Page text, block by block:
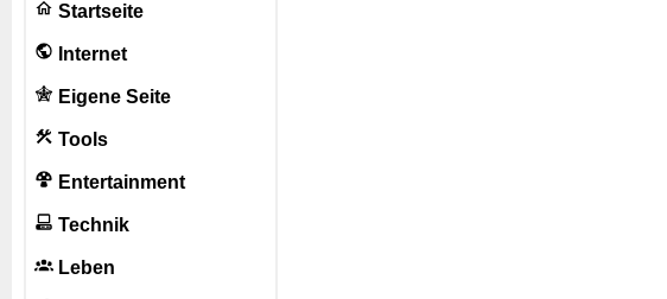
Startseite
Internet
Eigene Seite
Tools
Entertainment
Technik
Leben